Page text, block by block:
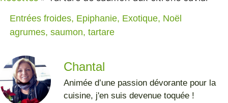
Entrées froides, Epiphanie, Exotique, Noël
agrumes, saumon, tartare
Chantal
Animée d’une passion dévorante pour la
cuisine, j'en suis devenue toquée !